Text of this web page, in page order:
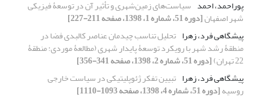
پوراحمد، احمد سیاست‌های زمین‌شهری و تأثیر آن در توسعۀ فیزیکی
شهر اصفهان[دوره 51، شماره 1، 1398، صفحه 211-227]
پیشگاهی فرد، زهرا تحلیل تناسب چیدمان عناصر کالبدی فضا در
منطقۀ رشد شهر با رویکرد توسعۀ پایدار شهری (مطالعۀ موردی: منطقۀ
22 تهران)
[دوره 51، شماره 2، 1398، صفحه 341-356]
پیشگاهی فرد، زهرا تبیین تفکر ژئوپلیتیکی در سیاست خارجی
روسیه[دوره 51، شماره 4، 1398، صفحه 1093-1110]